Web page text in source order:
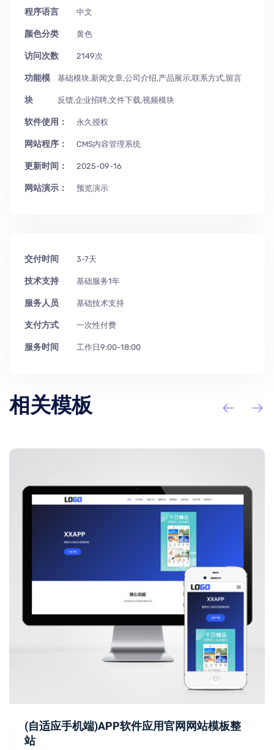
程序语言 中文
颜色分类 黄色
访问次数 2149次
功能模
块
基础模块,新闻文章,公司介绍,产品展示,联系方式,留言
反馈,企业招聘,文件下载,视频模块
软件使用： 永久授权
网站程序： CMS内容管理系统
更新时间： 2025-09-16
网站演示： 预览演示
交付时间 3-7天
技术支持 基础服务1年
服务人员 基础技术支持
支付方式 一次性付费
服务时间 工作日9:00-18:00
相关模板
(自适应手机端)APP软件应用官网网站模板整
站